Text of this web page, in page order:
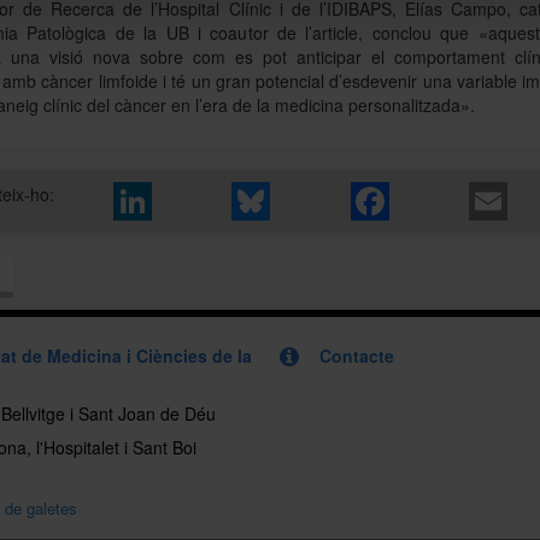
de Recerca de l’Hospital Clínic i de l’IDIBAPS, Elías Campo,
Patològica de la UB i coautor de l’article, conclou que
una visió nova sobre com es pot anticipar el comportament
càncer limfoide i té un gran potencial d’esdevenir una variable
clínic del càncer en l’era de la medicina personalitzada».
ho:
de Medicina i Ciències de la
i Sant Joan de Déu
l'Hospitalet i Sant Boi
Contacte
galetes